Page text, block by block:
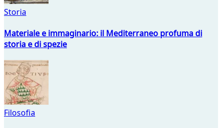
Storia
Materiale e immaginario: il Mediterraneo profuma di
storia e di spezie
Filosofia